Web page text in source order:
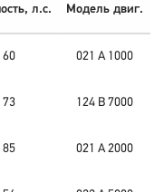
л.с. Модель двиг.
60 021 A 1000
73 124 B 7000
85 021 A 2000